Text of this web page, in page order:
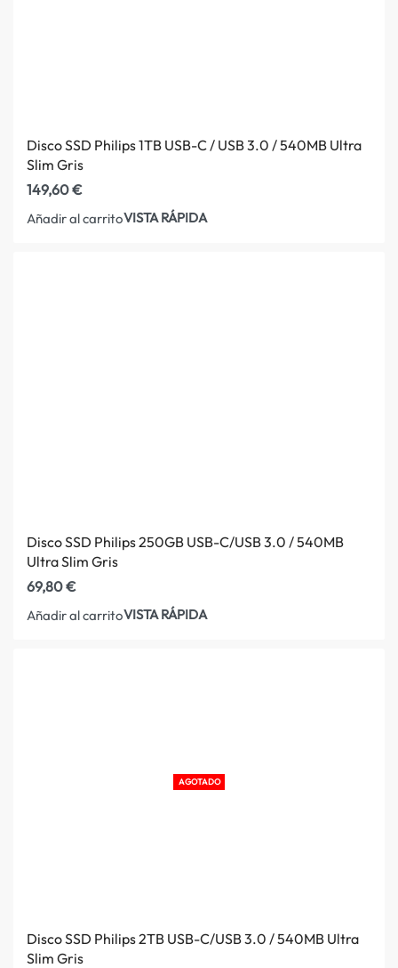
Disco SSD Philips 1TB USB-C / USB 3.0 / 540MB Ultra
Slim Gris
149,60€
Añadir al carritoVISTA RÁPIDA
Disco SSD Philips 250GB USB-C/USB 3.0 / 540MB
Ultra Slim Gris
69,80€
Añadir al carritoVISTA RÁPIDA
AGOTADO
Disco SSD Philips 2TB USB-C/USB 3.0 / 540MB Ultra
Slim Gris